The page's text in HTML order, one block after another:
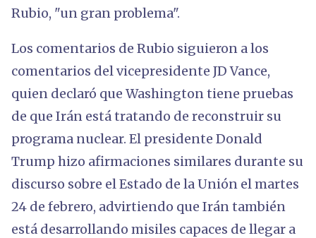
Rubio, "un gran problema".
Los comentarios de Rubio siguieron a los
comentarios del vicepresidente JD Vance,
quien declaró que Washington tiene pruebas
de que Irán está tratando de reconstruir su
programa nuclear. El presidente Donald
Trump hizo afirmaciones similares durante su
discurso sobre el Estado de la Unión el martes
24 de febrero, advirtiendo que Irán también
está desarrollando misiles capaces de llegar a